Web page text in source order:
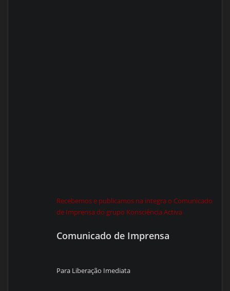
Recebemos e publicamos na integra o Comunicado
de Imprensa do grupo Konsciência Activa
Comunicado de Imprensa
Para Liberação Imediata